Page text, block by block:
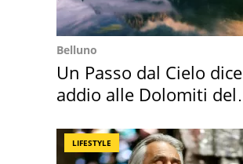
Belluno
Un Passo dal Cielo dice
addio alle Dolomiti del
LIFESTYLE